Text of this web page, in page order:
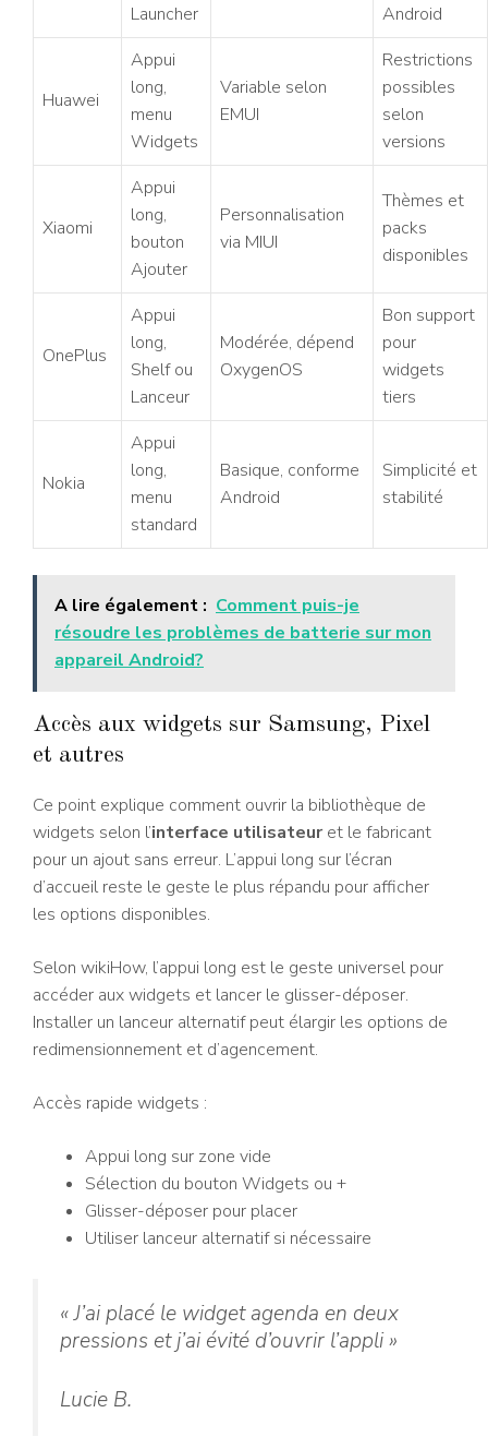
Launcher
Android
Huawei
Appui
long,
menu
Widgets
Variable selon
EMUI
Restrictions
possibles
selon
versions
Xiaomi
Appui
long,
bouton
Ajouter
Personnalisation
via MIUI
Thèmes et
packs
disponibles
OnePlus
Appui
long,
Shelf ou
Lanceur
Modérée, dépend
OxygenOS
Bon support
pour
widgets
tiers
Nokia
Appui
long,
menu
standard
Basique, conforme
Android
Simplicité et
stabilité
A lire également : Comment puis-je
résoudre les problèmes de batterie sur mon
appareil Android?
Accès aux widgets sur Samsung, Pixel
et autres
Ce point explique comment ouvrir la bibliothèque de
widgets selon l’interface utilisateuret le fabricant
pour un ajout sans erreur. L’appui long sur l’écran
d’accueil reste le geste le plus répandu pour afficher
les options disponibles.
Selon wikiHow, l’appui long est le geste universel pour
accéder aux widgets et lancer le glisser-déposer.
Installer un lanceur alternatif peut élargir les options de
redimensionnement et d’agencement.
Accès rapide widgets :
Appui long sur zone vide
Sélection du bouton Widgets ou +
Glisser-déposer pour placer
Utiliser lanceur alternatif si nécessaire
« J’ai placé le widget agenda en deux
pressions et j’ai évité d’ouvrir l’appli »
Lucie B.